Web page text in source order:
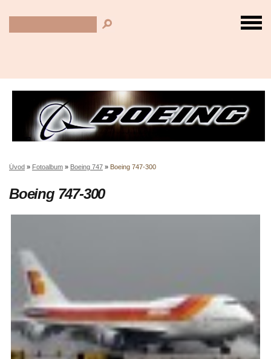
Úvod » Fotoalbum » Boeing 747 » Boeing 747-300
Boeing 747-300